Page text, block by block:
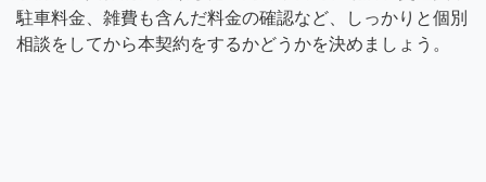
駐車料金、雑費も含んだ料金の確認など、しっかりと個別
相談をしてから本契約をするかどうかを決めましょう。